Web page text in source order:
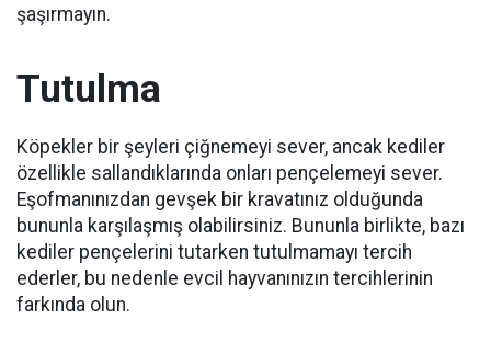
şaşırmayın.
Tutulma
Köpekler bir şeyleri çiğnemeyi sever, ancak kediler
özellikle sallandıklarında onları pençelemeyi sever.
Eşofmanınızdan gevşek bir kravatınız olduğunda
bununla karşılaşmış olabilirsiniz. Bununla birlikte, bazı
kediler pençelerini tutarken tutulmamayı tercih
ederler, bu nedenle evcil hayvanınızın tercihlerinin
farkında olun.